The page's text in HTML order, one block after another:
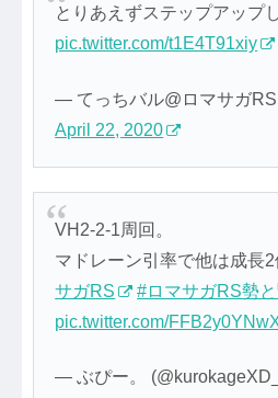
とりあえずステップアップ
pic.twitter.com/t1E4T91xiy
— てっちバル@ロマサガ
April 22, 2020
VH2-2-1周回。
マドレーン引率で他は成長2
サガRS
#ロマサガRS勢
pic.twitter.com/
— ぶぴー。